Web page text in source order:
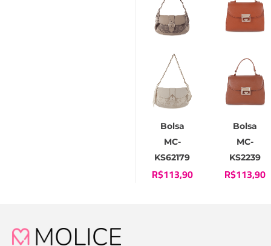
Bolsa
MC-
KS62179
R$113,90
Bolsa
MC-
KS2239
R$113,90